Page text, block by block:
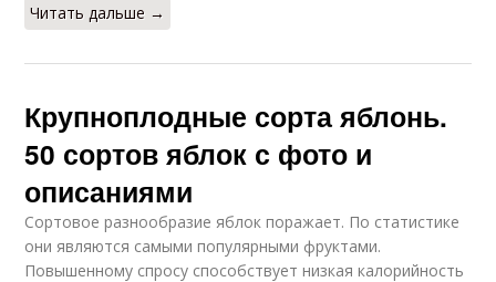
Читать дальше →
Крупноплодные сорта яблонь.
50 сортов яблок с фото и
описаниями
Сортовое разнообразие яблок поражает. По статистике
они являются самыми популярными фруктами.
Повышенному спросу способствует низкая калорийность